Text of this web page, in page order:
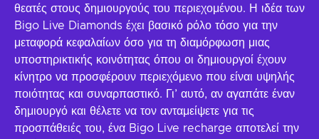
θεατές στους δημιουργούς του περιεχομένου. Η ιδέα των
Bigo Live Diamonds έχει βασικό ρόλο τόσο για την
μεταφορά κεφαλαίων όσο για τη διαμόρφωση μιας
υποστηρικτικής κοινότητας όπου οι δημιουργοί έχουν
κίνητρο να προσφέρουν περιεχόμενο που είναι υψηλής
ποιότητας και συναρπαστικό. Γι’ αυτό, αν αγαπάτε έναν
δημιουργό και θέλετε να τον ανταμείψετε για τις
προσπάθειές του, ένα Bigo Live recharge αποτελεί την